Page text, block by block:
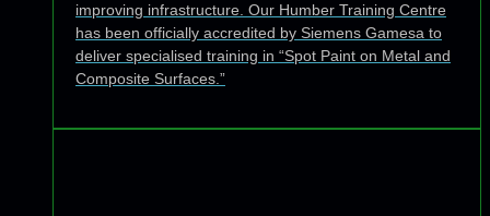
improving infrastructure. Our Humber Training Centre
has been officially accredited by Siemens Gamesa to
deliver specialised training in “Spot Paint on Metal and
Composite Surfaces.”